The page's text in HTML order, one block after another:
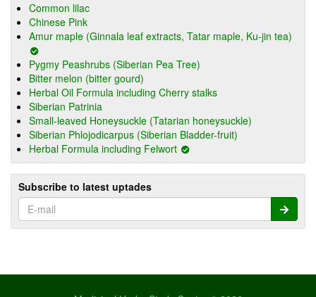
Common lilac
Chinese Pink
Amur maple (Ginnala leaf extracts, Tatar maple, Ku-jin tea)
Pygmy Peashrubs (Siberian Pea Tree)
Bitter melon (bitter gourd)
Herbal Oil Formula including Cherry stalks
Siberian Patrinia
Small-leaved Honeysuckle (Tatarian honeysuckle)
Siberian Phlojodicarpus (Siberian Bladder-fruit)
Herbal Formula including Felwort
Subscribe to latest uptades